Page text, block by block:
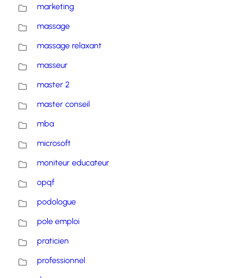
marketing
massage
massage relaxant
masseur
master 2
master conseil
mba
microsoft
moniteur educateur
opqf
podologue
pole emploi
praticien
professionnel